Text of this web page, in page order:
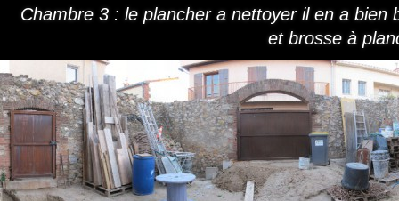
Chambre 3 : le plancher a nettoyer il en a
et brosse à